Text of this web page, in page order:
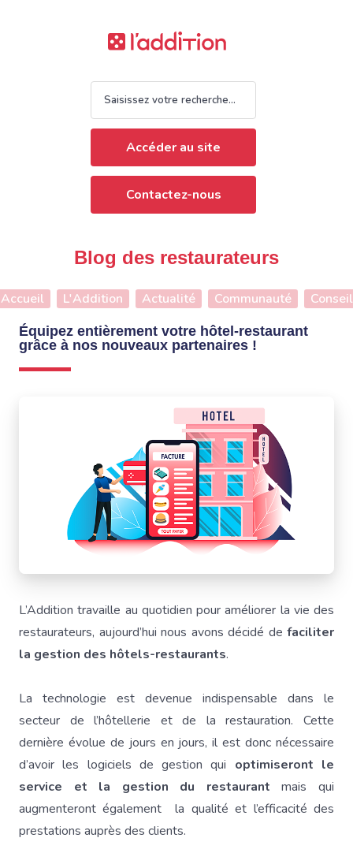
Accéder au site
Contactez-nous
Blog des restaurateurs
Accueil L'Addition Actualité Communauté Conseil
Équipez entièrement votre hôtel-restaurant
grâce à nos nouveaux partenaires !
L’Addition travaille au quotidien pour améliorer la vie des
restaurateurs, aujourd’hui nous avons décidé de faciliter
la gestion des hôtels-restaurants.
La technologie est devenue indispensable dans le
secteur de l’hôtellerie et de la restauration. Cette
dernière évolue de jours en jours, il est donc nécessaire
d’avoir les logiciels de gestion qui optimiseront le
service et la gestion du restaurantmais qui
augmenteront également la qualité et l’efficacité des
prestations auprès des clients.